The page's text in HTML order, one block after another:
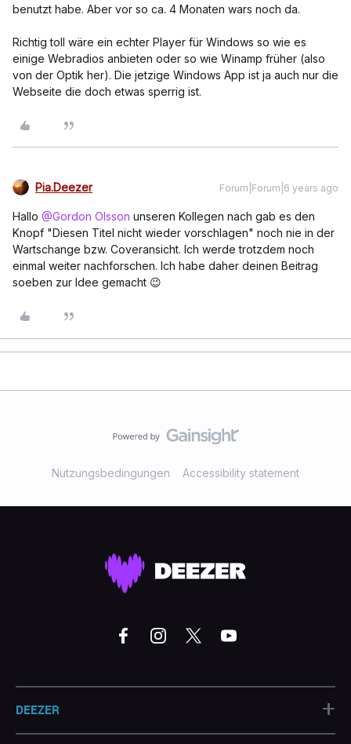
benutzt habe. Aber vor so ca. 4 Monaten wars noch da.
Richtig toll wäre ein echter Player für Windows so wie es
einige Webradios anbieten oder so wie Winamp früher (also
von der Optik her). Die jetzige Windows App ist ja auch nur die
Webseite die doch etwas sperrig ist.
Pia.Deezer Forum|Forum|6 years ago
Hallo @Gordon Olsson unseren Kollegen nach gab es den
Knopf "Diesen Titel nicht wieder vorschlagen" noch nie in der
Wartschange bzw. Coveransicht. Ich werde trotzdem noch
einmal weiter nachforschen. Ich habe daher deinen Beitrag
soeben zur Idee gemacht 😉
Nutzungsbedingungen Accessibility statement
DEEZER
+